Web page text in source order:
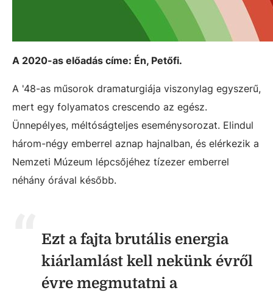
A 2020-as előadás címe: Én, Petőfi.
A '48-as műsorok dramaturgiája viszonylag egyszerű,
mert egy folyamatos crescendo az egész.
Ünnepélyes, méltóságteljes eseménysorozat. Elindul
három-négy emberrel aznap hajnalban, és elérkezik a
Nemzeti Múzeum lépcsőjéhez tízezer emberrel
néhány órával később.
Ezt a fajta brutális energia
kiárlamlást kell nekünk évről
évre megmutatni a